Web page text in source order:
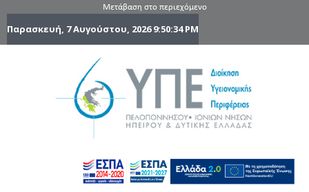
Μετάβαση στο περιεχόμενο
Παρασκευή, 7 Αυγούστου, 20269:50:35 PM
Ηπείρου
Δυτικής
Ελλάδας